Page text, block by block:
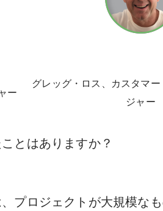
ー
グレッグ・ロス、カスタマ
ジャー
とはありますか？
プロジェクトが大規模な